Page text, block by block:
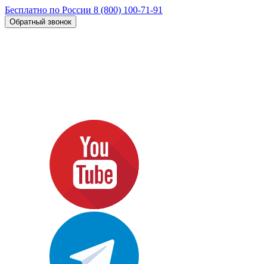
Бесплатно по России 8 (800) 100-71-91
Обратный звонок